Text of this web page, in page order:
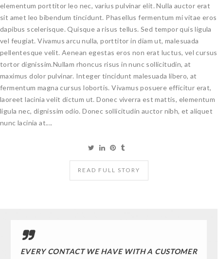
elementum porttitor leo nec, varius pulvinar elit. Nulla auctor erat
sit amet leo bibendum tincidunt. Phasellus fermentum mi vitae eros
dapibus scelerisque. Quisque a risus tellus. Sed tempor quis ligula
vel feugiat. Vivamus arcu nulla, porttitor in diam ut, malesuada
pellentesque velit. Aenean egestas eros non erat luctus, vel cursus
tortor dignissim.Nullam rhoncus risus in nunc sollicitudin, at
maximus dolor pulvinar. Integer tincidunt malesuada libero, at
fermentum magna cursus lobortis. Vivamus posuere efficitur erat,
laoreet lacinia velit dictum ut. Donec viverra est mattis, elementum
ligula nec, dignissim odio. Donec sollicitudin auctor nibh, et aliquet
nunc lacinia at....
READ FULL STORY
EVERY CONTACT WE HAVE WITH A CUSTOMER